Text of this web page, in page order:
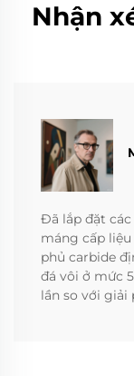
Nhận
Đã lắp đặt các
máng cấp
phủ carbide
đá vôi ở mức
lần so với giải